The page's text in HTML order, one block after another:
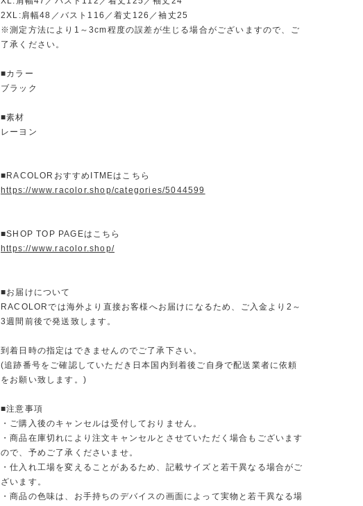
2XL:肩幅48／バスト116／着丈126／袖丈25
※測定方法により1～3cm程度の誤差が生じる場合がございますので、ご
了承ください。
■カラー
ブラック
■素材
レーヨン
■RACOLORおすすめITMEはこちら
https://www.racolor.shop/categories/5044599
■SHOP TOP PAGEはこちら
https://www.racolor.shop/
■お届けについて
RACOLORでは海外より直接お客様へお届けになるため、ご入金より2～
3週間前後で発送致します。
到着日時の指定はできませんのでご了承下さい。
(追跡番号をご確認していただき日本国内到着後ご自身で配送業者に依頼
をお願い致します。)
■注意事項
・ご購入後のキャンセルは受付しておりません。
・商品在庫切れにより注文キャンセルとさせていただく場合もございます
ので、予めご了承くださいませ。
・仕入れ工場を変えることがあるため、記載サイズと若干異なる場合がご
ざいます。
・商品の色味は、お手持ちのデバイスの画面によって実物と若干異なる場